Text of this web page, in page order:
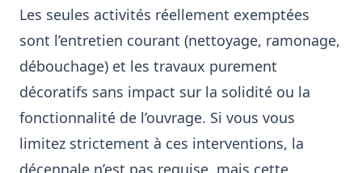
Les seules activités réellement exemptées
sont l’entretien courant (nettoyage, ramonage,
débouchage) et les travaux purement
décoratifs sans impact sur la solidité ou la
fonctionnalité de l’ouvrage. Si vous vous
limitez strictement à ces interventions, la